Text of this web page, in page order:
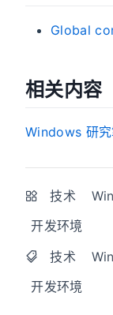
Global
相关内容
Windows 研
技术
开发环境
技术
开发环境